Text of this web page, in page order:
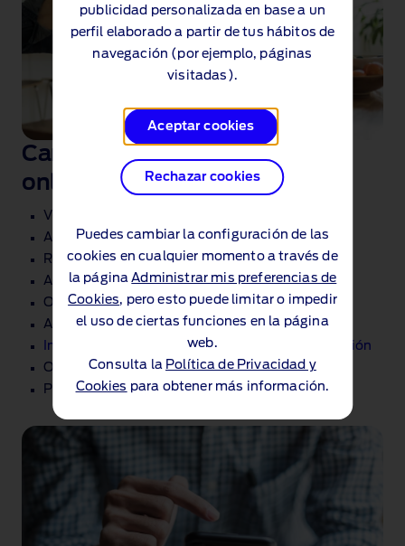
publicidad personalizada en base a un
perfil elaborado a partir de tus hábitos de
navegación (por ejemplo, páginas
visitadas).
Aceptar cookies
Rechazar cookies
Puedes cambiar la configuración de las
cookies en cualquier momento a través de
la páginaAdministrar mis preferencias de
Cookies, pero esto puede limitar o impedir
el uso de ciertas funciones en la página
web.
Consulta la Política de Privacidad y
Cookies para obtener más información.
Características de la cuenta
online
Ver los detalles de tu contrato
Actualizar los datos personales
Realizar pagos y gestionar los detalles del pago
Acceder a formularios, documentos y guías
Obtener un presupuesto de liquidación
Actualizar tus preferencias de marketing.
Inicia sesión para gestionar tu plan de financiación
Obtener importe de cancelación
Preferencias de Contacto